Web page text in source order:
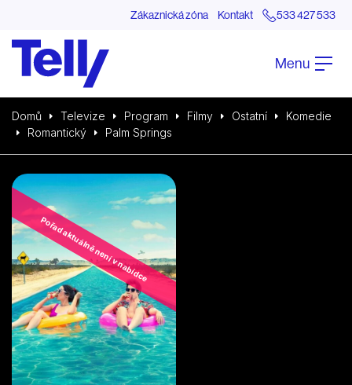
Zákaznická zóna Kontakt 533 427 533
Menu
Domů Televize Program Filmy Ostatní
Komedie
Romantický
Palm Springs
Pořad aktuálně není v nabídce